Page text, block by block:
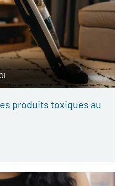
produits toxiques au